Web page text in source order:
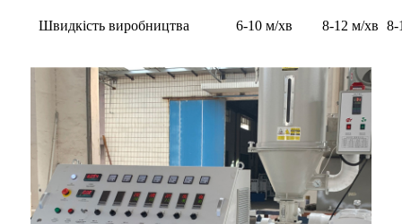
Швидкість виробництва 6-10 м/хв 8-12 м/хв 8-